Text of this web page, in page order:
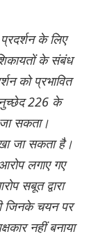
के लिए
के संबंध
को प्रभावित
226 के
जा सकता।
जा सकता है।
लगाए गए
सबूत द्वारा
जिनके चयन पर
नहीं बनाया